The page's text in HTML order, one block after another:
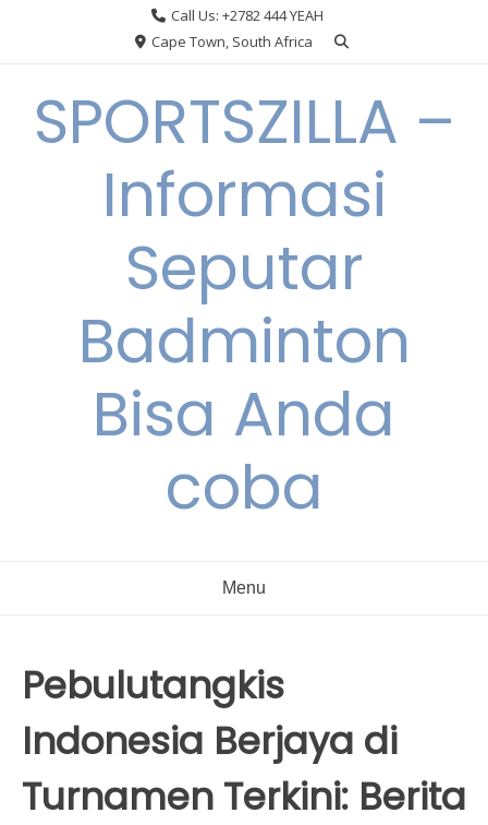
Call Us: +2782 444 YEAH
Cape Town, South Africa
SPORTSZILLA –
Informasi
Seputar
Badminton
Bisa Anda
coba
Menu
Pebulutangkis
Indonesia Berjaya di
Turnamen Terkini: Berita